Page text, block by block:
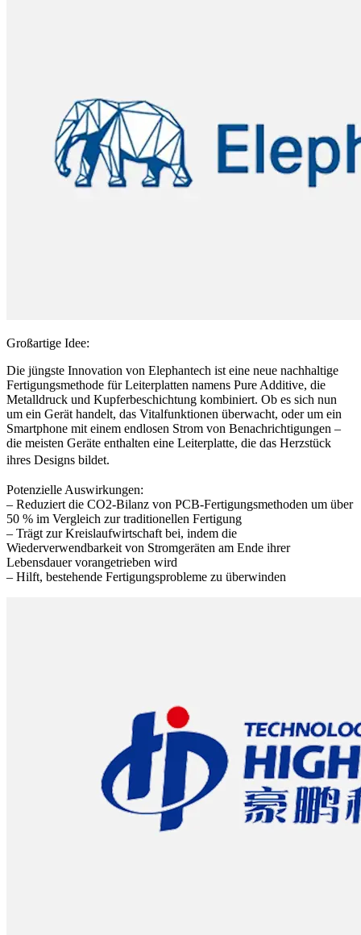
Großartige Idee:
Die jüngste Innovation von Elephantech ist eine neue nachhaltige
Fertigungsmethode für Leiterplatten namens Pure Additive, die
Metalldruck und Kupferbeschichtung kombiniert. Ob es sich nun
um ein Gerät handelt, das Vitalfunktionen überwacht, oder um ein
Smartphone mit einem endlosen Strom von Benachrichtigungen –
die meisten Geräte enthalten eine Leiterplatte, die das Herzstück
ihres Designs bildet.
Potenzielle Auswirkungen:
– Reduziert die CO2-Bilanz von PCB-Fertigungsmethoden um über
50 % im Vergleich zur traditionellen Fertigung
– Trägt zur Kreislaufwirtschaft bei, indem die
Wiederverwendbarkeit von Stromgeräten am Ende ihrer
Lebensdauer vorangetrieben wird
– Hilft, bestehende Fertigungsprobleme zu überwinden